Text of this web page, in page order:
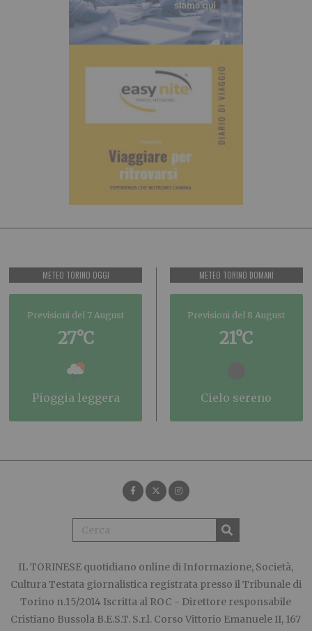
METEO TORINO OGGI
Previsioni del 7 August
27°C
pioggia leggera
METEO TORINO DOMANI
Previsioni del 8 August
21°C
cielo sereno
IL TORINESE quotidiano online di Informazione, Società,
Cultura Testata giornalistica registrata presso il Tribunale di
Torino n.15/2014 Iscritta al ROC - Direttore responsabile
Cristiano Bussola B.E.S.T. S.r.l. Corso Vittorio Emanuele II, 167